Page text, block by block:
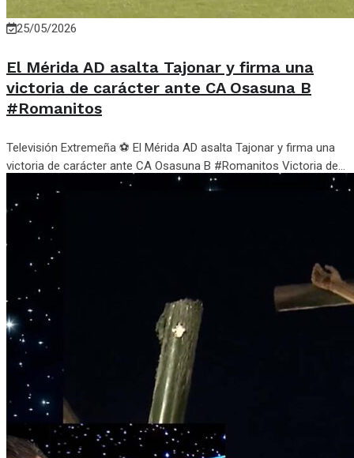
25/05/2026
El Mérida AD asalta Tajonar y firma una
victoria de carácter ante CA Osasuna B
#Romanitos
Televisión Extremeña ⚽ El Mérida AD asalta Tajonar y firma una
victoria de carácter ante CA Osasuna B #Romanitos Victoria de...